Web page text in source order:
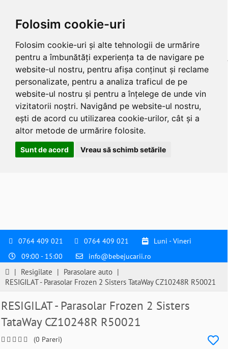
Folosim cookie-uri
Folosim cookie-uri și alte tehnologii de urmărire
pentru a îmbunătăți experiența ta de navigare pe
website-ul nostru, pentru afișa conținut și reclame
personalizate, pentru a analiza traficul de pe
website-ul nostru și pentru a înțelege de unde vin
vizitatorii noștri. Navigând pe website-ul nostru,
ești de acord cu utilizarea cookie-urilor, cât și a
altor metode de urmărire folosite.
Sunt de acord Vreau să schimb setările
0764 409 021 0764 409 021
Luni - Vineri
09:00 - 15:00
info@bebejucarii.ro
| Resigilate | Parasolare auto |
RESIGILAT - Parasolar Frozen 2 Sisters TataWay CZ10248R R50021
RESIGILAT - Parasolar Frozen 2 Sisters
TataWay CZ10248R R50021
(0 Pareri)